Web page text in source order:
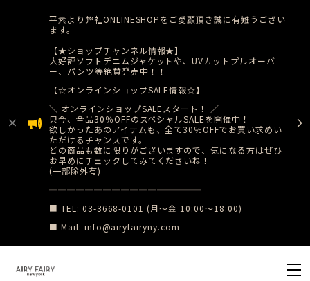
平素より弊社ONLINESHOPをご愛顧頂き誠に有難うござい
ます。
【★ショップチャンネル情報★】
大好評ソフトデニムジャケットや、UVカットプルオーバ
ー、パンツ等絶賛発売中！！
【☆オンラインショップSALE情報☆】
​＼ オンラインショップSALEスタート！ ／
只今、全品30％OFFのスペシャルSALEを開催中！
​欲しかったあのアイテムも、全て30％OFFでお買い求めい
ただけるチャンスです。
どの商品も数に限りがございますので、気になる方はぜひ
お早めにチェックしてみてくださいね！
(一部除外有)
​━━━━━━━━━━━━━━━━━
■ TEL: 03-3668-0101 (月〜金 10:00〜18:00)
■ Mail: info@airyfairyny.com